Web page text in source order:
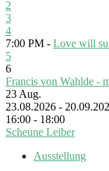
2
3
4
7:00 PM - Love will
5
6
Francis von Wahlde -
23 Aug.
23.08.2026 -
16:00 - 18:00
Scheune Leiber
Ausstellung